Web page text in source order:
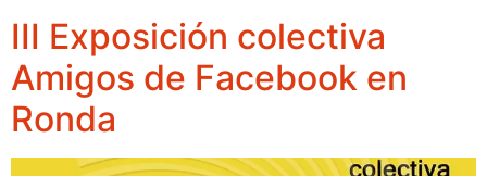
III Exposición colectiva
Amigos de Facebook en
Ronda